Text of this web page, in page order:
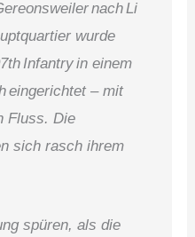
nach Li
wurde
Infantry in einem
eingerichtet – mit
Fluss. Die
sich rasch ihrem
spüren, als die